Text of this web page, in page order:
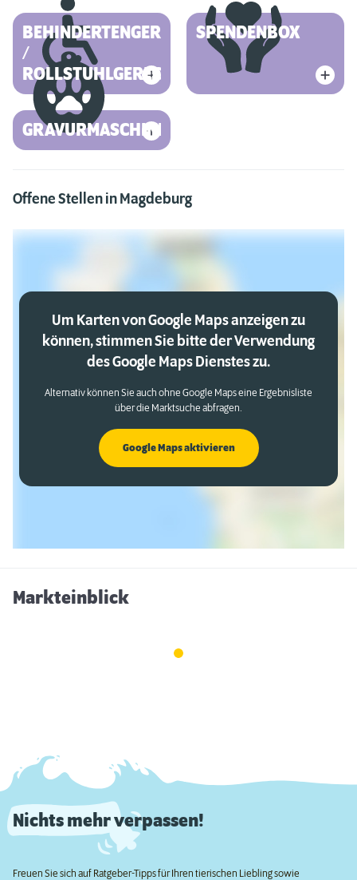
BEHINDERTENGERECHT
/
ROLLSTUHLGERECHT
SPENDENBOX
GRAVURMASCHINE
Offene Stellen in Magdeburg
Um Karten von Google Maps anzeigen zu
können, stimmen Sie bitte der Verwendung
des Google Maps Dienstes zu.
Alternativ können Sie auch ohne Google Maps eine Ergebnisliste
über die Marktsuche abfragen.
Google Maps aktivieren
Markteinblick
Nichts mehr verpassen!
Freuen Sie sich auf Ratgeber-Tipps für Ihren tierischen Liebling sowie